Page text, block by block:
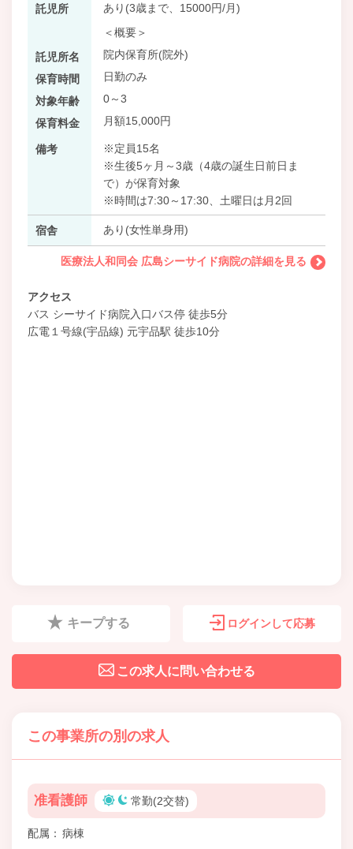
託児所
あり(3歳まで、15000円/月)
＜概要＞
託児所名
院内保育所(院外)
保育時間
日勤のみ
対象年齢
0～3
保育料金
月額15,000円
備考
※定員15名
※生後5ヶ月～3歳（4歳の誕生日前日ま
で）が保育対象
※時間は7:30～17:30、土曜日は月2回
宿舎 あり(女性単身用)
医療法人和同会 広島シーサイド病院の詳細を見る
アクセス
バス シーサイド病院入口バス停 徒歩5分
広電１号線(宇品線) 元宇品駅 徒歩10分
キープする ログインして応募
この求人に問い合わせる
この事業所の別の求人
准看護師 常勤(2交替)
配属 病棟